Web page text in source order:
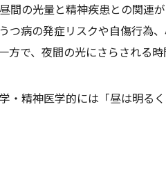
間の光量と精神疾患との関連が
つ病の発症リスクや自傷行為
方で、夜間の光にさらされる
・精神医学的には「昼は明る